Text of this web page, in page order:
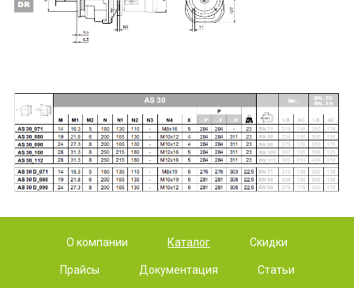
О компании Каталог Скидки
Прайсы Документация Статьи